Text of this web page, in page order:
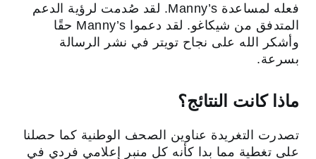
فعله لمساعدة Manny’s. لقد صُدمت لرؤية الدعم
المتدفق من شيكاغو. لقد دعموا Manny’s حقًا
وأشكر الله على نجاح تويتر في نشر الرسالة
بسرعة.
ماذا كانت النتائج؟
تصدرت التغريدة عناوين الصحف الوطنية كما حصلنا
على تغطية مما بدا كأنه كل منبر إعلامي فردي في